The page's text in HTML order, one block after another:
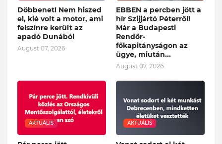
Döbbenet! Nem hiszed
el, kié volt a motor, ami
felszínre került az
apadó Dunából
August 07, 2026
EBBEN a percben jött a
hír Szijjártó Péterről!
Már a Budapesti
Rendőr-
főkapitányságon az
ügye, miután...
August 07, 2026
AKTUÁLIS AKTUÁLIS